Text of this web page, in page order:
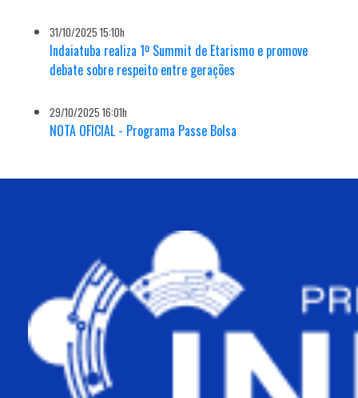
31/10/2025 15:10h
Indaiatuba realiza 1º Summit de Etarismo e promove
debate sobre respeito entre gerações
29/10/2025 16:01h
NOTA OFICIAL - Programa Passe Bolsa